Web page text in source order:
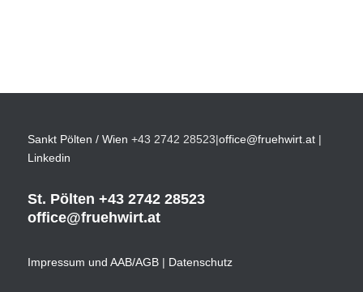
Sankt Pölten / Wien +43 2742 28523|office@fruehwirt.at|
Linkedin
St. Pölten +43 2742 28523
office@fruehwirt.at
Impressum und AAB/AGB| Datenschutz